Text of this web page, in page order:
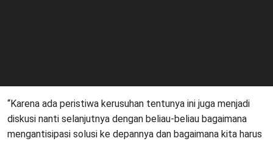
“Karena ada peristiwa kerusuhan tentunya ini juga menjadi
diskusi nanti selanjutnya dengan beliau-beliau bagaimana
mengantisipasi solusi ke depannya dan bagaimana kita harus